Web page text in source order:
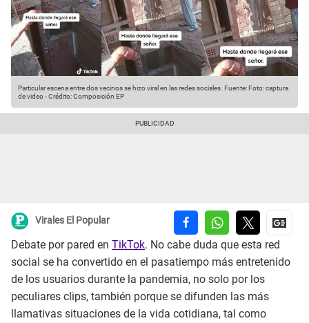
Particular escena entre dos vecinos se hizo viral en las redes sociales. Fuente: Foto: captura
de video-Crédito: Composición EP
Virales El Popular
Debate por pared en TikTok. No cabe duda que esta red
social se ha convertido en el pasatiempo más entretenido
de los usuarios durante la pandemia, no solo por los
peculiares clips, también porque se difunden las más
llamativas situaciones de la vida cotidiana, tal como